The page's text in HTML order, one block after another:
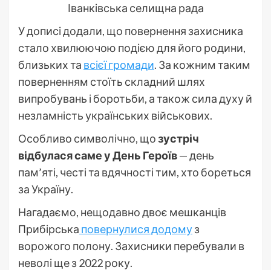
Іванківська селищна рада
У дописі додали, що повернення захисника
стало хвилюючою подією для його родини,
близьких та всієї громади. За кожним таким
поверненням стоїть складний шлях
випробувань і боротьби, а також сила духу й
незламність українських військових.
Особливо символічно, щозустріч
відбулася саме у День Героїв— день
пам’яті, честі та вдячності тим, хто бореться
за Україну.
Нагадаємо, нещодавно двоє мешканців
Прибірська повернулися додомуз
ворожого полону. Захисники перебували в
неволі ще з 2022 року.